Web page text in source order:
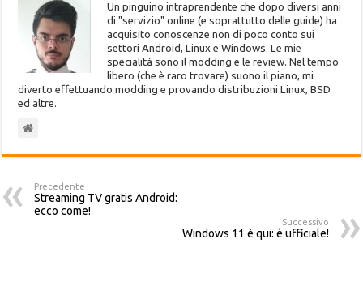
Un pinguino intraprendente che dopo diversi anni
di "servizio" online (e soprattutto delle guide) ha
acquisito conoscenze non di poco conto sui
settori Android, Linux e Windows. Le mie
specialità sono il modding e le review. Nel tempo
libero (che è raro trovare) suono il piano, mi
diverto effettuando modding e provando distribuzioni Linux, BSD
ed altre.
Precedente
Streaming TV gratis Android:
ecco come!
Successivo
Windows 11 è qui: è ufficiale!